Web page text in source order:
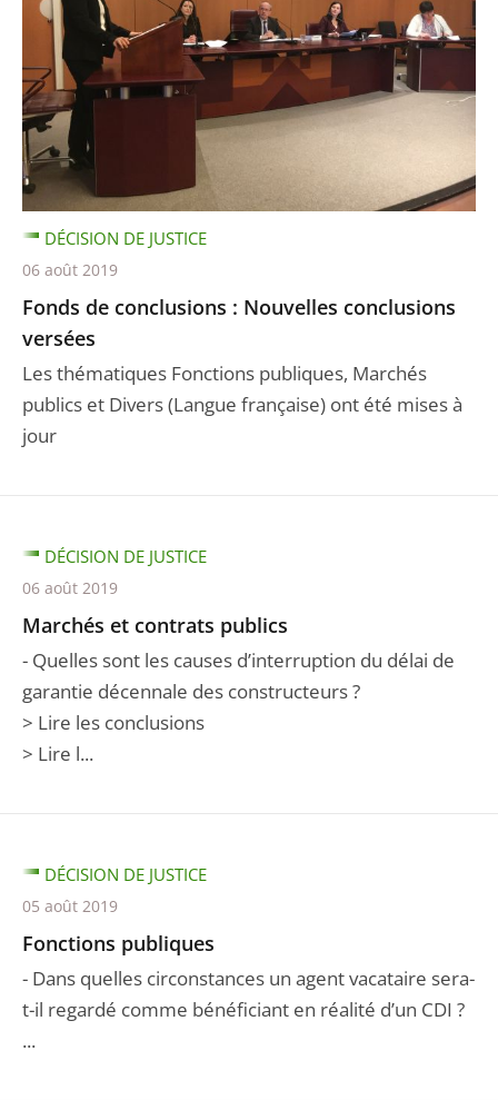
Fonds de conclusions : Nouvelles conclusions
versées
Les thématiques Fonctions publiques, Marchés
publics et Divers (Langue française) ont été mises à
jour
DÉCISION DE JUSTICE
06 août 2019
Marchés et contrats publics
- Quelles sont les causes d’interruption du délai de
garantie décennale des constructeurs ?
> Lire les conclusions
> Lire l...
DÉCISION DE JUSTICE
06 août 2019
Fonctions publiques
- Dans quelles circonstances un agent vacataire sera-
t-il regardé comme bénéficiant en réalité d’un CDI ?
...
DÉCISION DE JUSTICE
05 août 2019